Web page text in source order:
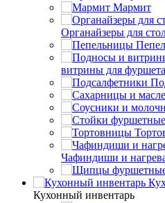
Мармит
Органайзеры для
витрины для фуршета
Чафиндиши и
Кухонный инвентарь